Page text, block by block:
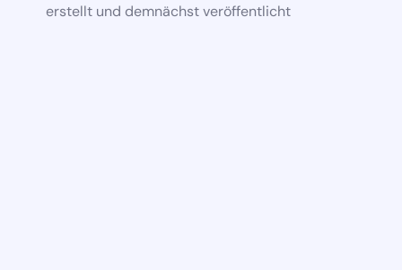
erstellt und demnächst veröffentlicht